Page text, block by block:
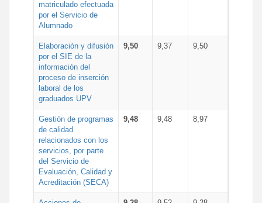
matriculado efectuada
por el Servicio de
Alumnado
Elaboración y difusión
por el SIE de la
información del
proceso de inserción
laboral de los
graduados UPV
9,50 9,37 9,50
Gestión de programas
de calidad
relacionados con los
servicios, por parte
del Servicio de
Evaluación, Calidad y
Acreditación (SECA)
9,48 9,48 8,97